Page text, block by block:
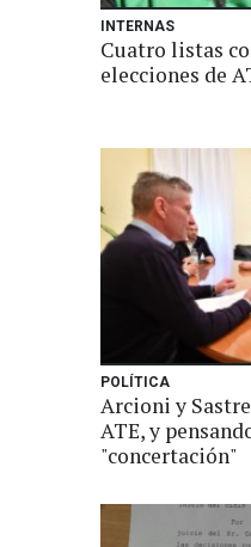
INTERNAS
Cuatro listas
elecciones de
POLÍTICA
Arcioni y
ATE, y
"concertación"